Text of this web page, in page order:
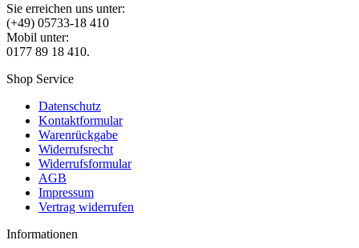
Sie erreichen uns unter:
(+49) 05733-18 410
Mobil unter:
0177 89 18 410.
Shop Service
Datenschutz
Kontaktformular
Warenrückgabe
Widerrufsrecht
Widerrufsformular
AGB
Impressum
Vertrag widerrufen
Informationen